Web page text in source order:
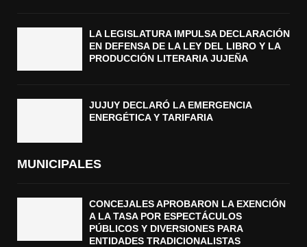
LA LEGISLATURA IMPULSA DECLARACIÓN
EN DEFENSA DE LA LEY DEL LIBRO Y LA
PRODUCCIÓN LITERARIA JUJEÑA
JUJUY DECLARÓ LA EMERGENCIA
ENERGÉTICA Y TARIFARIA
MUNICIPALES
CONCEJALES APROBARON LA EXENCIÓN
A LA TASA POR ESPECTÁCULOS
PÚBLICOS Y DIVERSIONES PARA
ENTIDADES TRADICIONALISTAS